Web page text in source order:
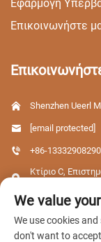
Εφαρμογή
Επικοινωνήστε
Shenzhen Ueerl
[email protected]
+86-13332908290
Κτίριο C,
We value
We use cookies
don't want to